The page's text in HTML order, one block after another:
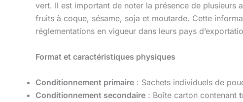
vert. Il est important de noter la présence de plusieurs
fruits à coque, sésame, soja et moutarde. Cette
réglementations en vigueur dans leurs pays
Format et caractéristiques physiques
Conditionnement primaire : Sachets individuels de
Conditionnement secondaire : Boîte carton contenant